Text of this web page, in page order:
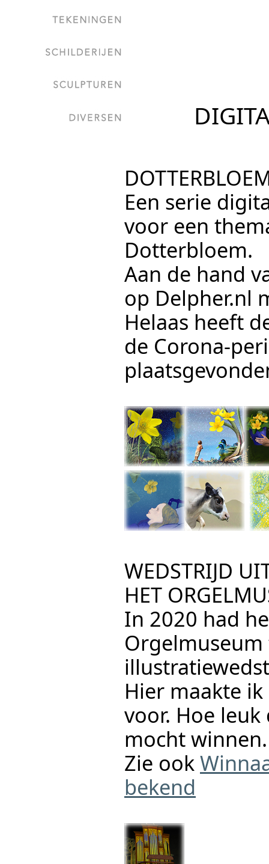
Een serie
voor een
Dotterbloem.
Aan de hand
op Delpher.nl
Helaas heeft
de Corona-
WEDSTRIJD
HET
In 2020 had
Hier maakte
voor. Hoe
mocht winnen.
Zie ook
bekend